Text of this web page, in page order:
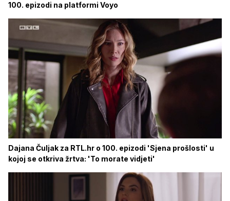
100. epizodi na platformi Voyo
Dajana Čuljak za RTL.hr o 100. epizodi 'Sjena prošlosti' u
kojoj se otkriva žrtva: 'To morate vidjeti'